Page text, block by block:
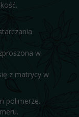
w
z matrycy w
polimerze.